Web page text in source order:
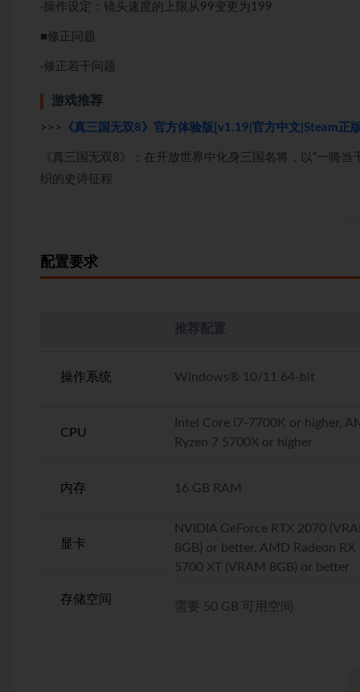
·操作设定：镜头速度的上限从99变更为199
■修正问题
·修正若干问题
游戏推荐
>>> 《真三国无双8》官方体验版[v1.19|官方中文|Steam正
《真三国无双8》：在开放世界中化身三国名将，以“一骑
织的史诗征程
配置要求
操作系统
CPU
内存
显卡
存储空间
推荐配置
Windows® 10/11 64-bit
Intel Core i7-7700K or higher,
Ryzen 7 5700X or higher
16 GB RAM
NVIDIA GeForce RTX 2070
8GB) or better, AMD Radeon RX
5700 XT (VRAM 8GB) or better
需要 50 GB 可用空间